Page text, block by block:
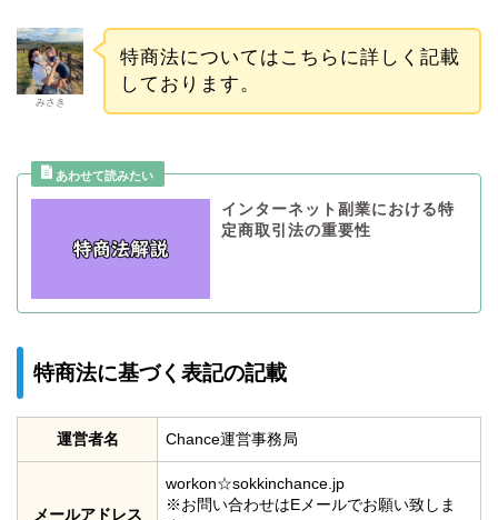
みさき
特商法についてはこちらに詳しく記載
しております。
インターネット副業における特
定商取引法の重要性
特商法に基づく表記の記載
運営者名 Chance運営事務局
メールアドレス
workon☆sokkinchance.jp
※お問い合わせはEメールでお願い致しま